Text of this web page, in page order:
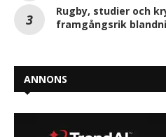
Rugby, studier och
framgångsrik
ANNONS